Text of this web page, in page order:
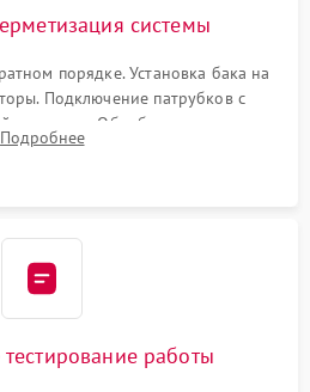
системы
порядке. Установка бака на
Подключение патрубков с
хомутами. Обработка стыков
возможных протечек воды.
Подробнее
работы